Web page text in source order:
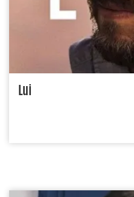
Lui